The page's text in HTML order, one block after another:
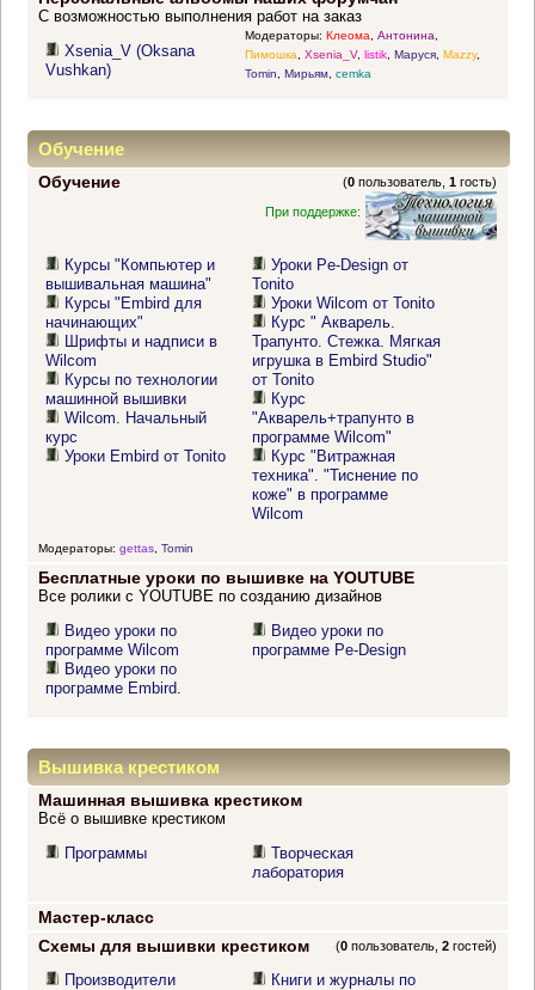
С возможностью выполнения работ на заказ
Xsenia_V (Oksana
Vushkan)
Модераторы: Клеома, Антонина,
Пимошка, Xsenia_V, listik, Маруся, Mazzy,
Tomin, Мирьям, cemka
Обучение
Обучение (0 пользователь,1 гость)
При поддержке:
Курсы "Компьютер и
вышивальная машина"
Курсы "Embird для
начинающих"
Шрифты и надписи в
Wilcom
Курсы по технологии
машинной вышивки
Wilcom. Начальный
курс
Уроки Embird от Tonito
Уроки Pe-Design от
Tonito
Уроки Wilcom от Tonito
Курс " Акварель.
Трапунто. Стежка. Мягкая
игрушка в Embird Studio"
от Tonito
Курс
"Акварель+трапунто в
программе Wilcom"
Курс "Витражная
техника". "Тиснение по
коже" в программе
Wilcom
Модераторы: gettas, Tomin
Бесплатные уроки по вышивке на YOUTUBE
Все ролики с YOUTUBE по созданию дизайнов
Видео уроки по
программе Wilcom
Видео уроки по
программе Embird.
Видео уроки по
программе Pe-Design
Вышивка крестиком
Машинная вышивка крестиком
Всё о вышивке крестиком
Программы
Творческая
лаборатория
Мастер-класс
Схемы для вышивки крестиком
(0 пользователь,2 гостей)
Производители Книги и журналы по